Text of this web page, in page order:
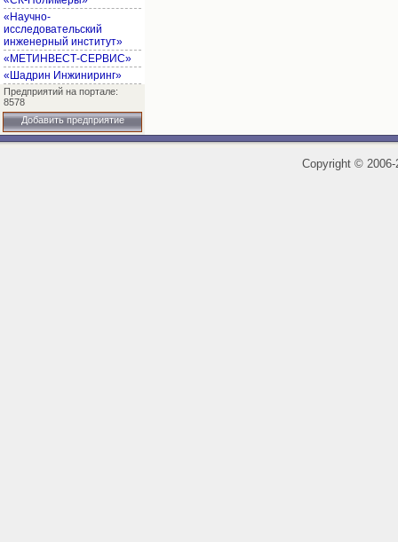
«Научно-
исследовательский
инженерный институт»
«МЕТИНВЕСТ-СЕРВИС»
«Шадрин Инжиниринг»
Предприятий на портале:
8578
Добавить предприятие
Copyright ©